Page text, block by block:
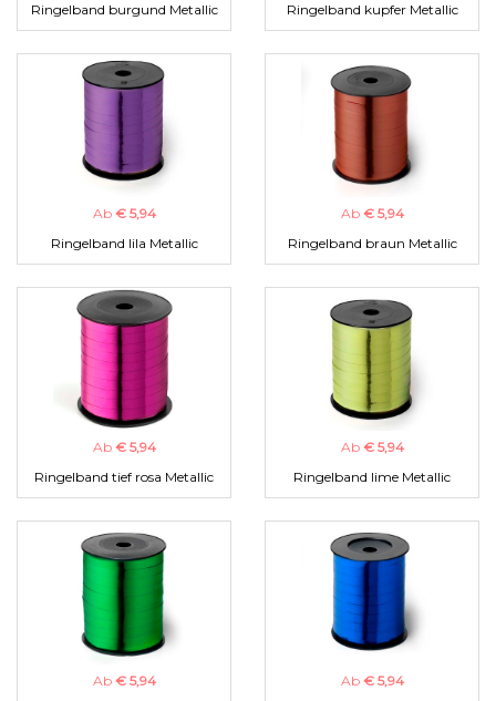
Ringelband burgund Metallic
Ringelband kupfer Metallic
Ab € 5,94
Ringelband lila Metallic
Ab € 5,94
Ringelband braun Metallic
Ab € 5,94
Ringelband tief rosa Metallic
Ab € 5,94
Ringelband lime Metallic
Ab € 5,94
Ab € 5,94